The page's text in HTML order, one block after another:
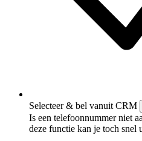
Selecteer & bel vanuit CRM
Is een telefoonnummer niet
deze functie kan je toch snel